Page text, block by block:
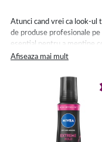
Atunci cand vrei ca look-ul
de produse profesionale
esential pentru a mentine
iti protejeaza coafura
adauga stralucire si un
fixeaza firele rebele fara a
se indeparteaza usor la
Afiseaza mai mult